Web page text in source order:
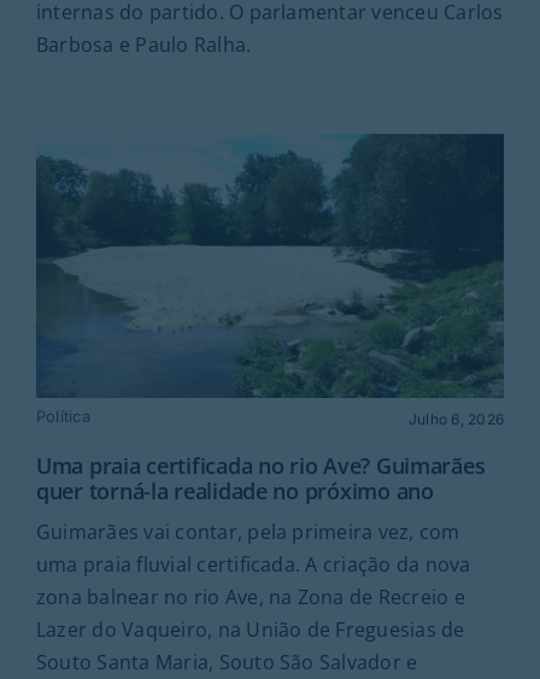
internas do partido. O parlamentar venceu Carlos
Barbosa e Paulo Ralha.
Política Julho 6, 2026
Uma praia certificada no rio Ave? Guimarães
quer torná-la realidade no próximo ano
Guimarães vai contar, pela primeira vez, com
uma praia fluvial certificada. A criação da nova
zona balnear no rio Ave, na Zona de Recreio e
Lazer do Vaqueiro, na União de Freguesias de
Souto Santa Maria, Souto São Salvador e